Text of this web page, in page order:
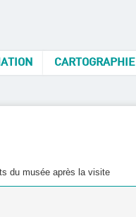
CARTOGRAPHIE
du musée après la visite